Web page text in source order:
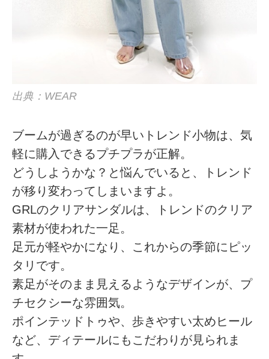
出典：WEAR
ブームが過ぎるのが早いトレンド小物は、気
軽に購入できるプチプラが正解。
どうしようかな？と悩んでいると、トレンド
が移り変わってしまいますよ。
GRLのクリアサンダルは、トレンドのクリア
素材が使われた一足。
足元が軽やかになり、これからの季節にピッ
タリです。
素足がそのまま見えるようなデザインが、プ
チセクシーな雰囲気。
ポインテッドトゥや、歩きやすい太めヒール
など、ディテールにもこだわりが見られま